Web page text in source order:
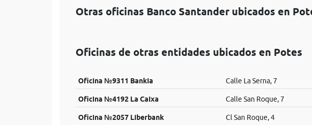
Otras oficinas Banco Santander ubicados en
Oficinas de otras entidades ubicados en Potes
Oficina №9311 Bankia Calle La Serna, 7
Oficina №4192 La Caixa Calle San Roque, 7
Oficina №2057 Liberbank Cl San Roque, 4